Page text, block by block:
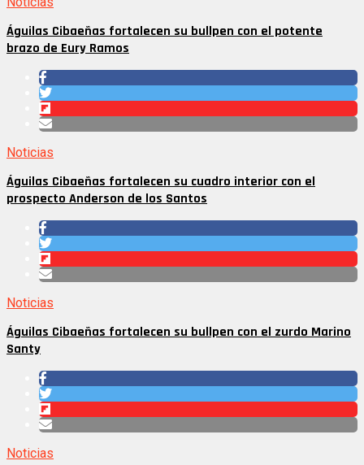
Águilas Cibaeñas fortalecen su bullpen con el potente
brazo de Eury Ramos
Noticias
Águilas Cibaeñas fortalecen su cuadro interior con el
prospecto Anderson de los Santos
Noticias
Águilas Cibaeñas fortalecen su bullpen con el zurdo Marino
Santy
Noticias